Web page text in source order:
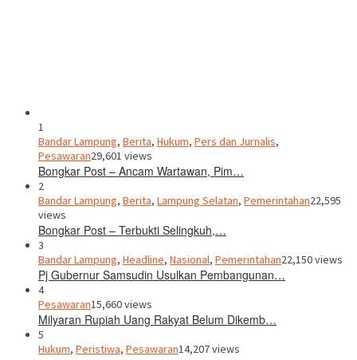
1
Bandar Lampung, Berita, Hukum, Pers dan Jurnalis,
Pesawaran29,601 views
Bongkar Post – Ancam Wartawan, Pim…
2
Bandar Lampung, Berita, Lampung Selatan, Pemerintahan22,595
views
Bongkar Post – Terbukti Selingkuh,…
3
Bandar Lampung, Headline, Nasional, Pemerintahan22,150 views
Pj Gubernur Samsudin Usulkan Pembangunan…
4
Pesawaran15,660 views
Milyaran Rupiah Uang Rakyat Belum Dikemb…
5
Hukum, Peristiwa, Pesawaran14,207 views